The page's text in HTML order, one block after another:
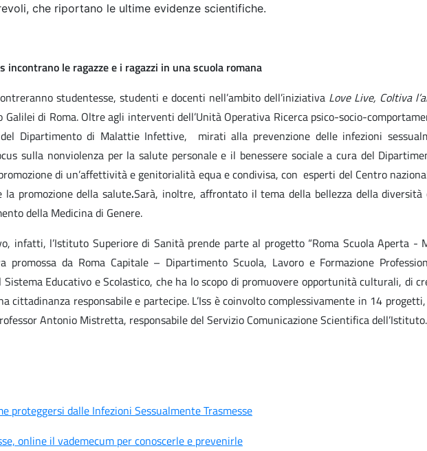
che riportano le ultime evidenze scientifiche.
incontrano le ragazze e i ragazzi in una scuola romana
studentesse, studenti e docenti nell’ambito dell’iniziativa Love Live, Coltiva
Galilei di Roma. Oltre agli interventi dell’Unità Operativa Ricerca psico-socio-
del Dipartimento di Malattie Infettive, mirati alla prevenzione delle infezioni
sulla nonviolenza per la salute personale e il benessere sociale a cura del
di un’affettività e genitorialità equa e condivisa, con esperti del Centro
promozione della salute.Sarà, inoltre, affrontato il tema della bellezza della diversità
della Medicina di Genere.
infatti, l’Istituto Superiore di Sanità prende parte al progetto “Roma Scuola Aperta -
promossa da Roma Capitale – Dipartimento Scuola, Lavoro e Formazione
Educativo e Scolastico, che ha lo scopo di promuovere opportunità culturali, di
cittadinanza responsabile e partecipe. L’Iss è coinvolto complessivamente in 14
Antonio Mistretta, responsabile del Servizio Comunicazione Scientifica dell’Istituto.
proteggersi dalle Infezioni Sessualmente Trasmesse
online il vademecum per conoscerle e prevenirle